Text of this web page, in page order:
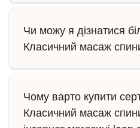
Чи можу я дізнатися
Класичний масаж
Чому варто купити
Класичний масаж